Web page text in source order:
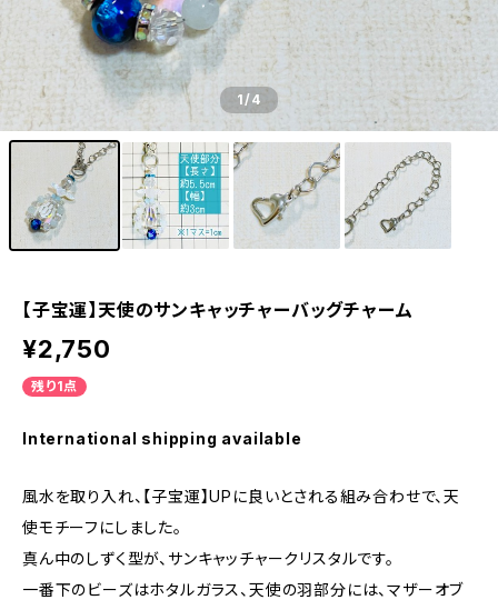
1/4
【子宝運】天使のサンキャッチャーバッグチャーム
¥2,750
残り1点
International shipping available
風水を取り入れ、【子宝運】UPに良いとされる組み合わせで、天
使モチーフにしました。
真ん中のしずく型が、サンキャッチャークリスタルです。
一番下のビーズはホタルガラス、天使の羽部分には、マザーオブ